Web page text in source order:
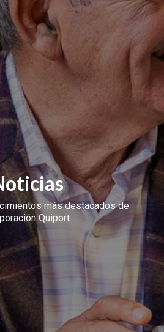
más destacados de
Quiport